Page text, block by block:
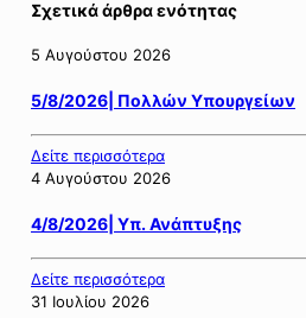
Σχετικά άρθρα ενότητας
5 Αυγούστου 2026
5/8/2026| Πολλών Υπουργείων
Δείτε περισσότερα
4 Αυγούστου 2026
4/8/2026| Υπ. Ανάπτυξης
Δείτε περισσότερα
31 Ιουλίου 2026